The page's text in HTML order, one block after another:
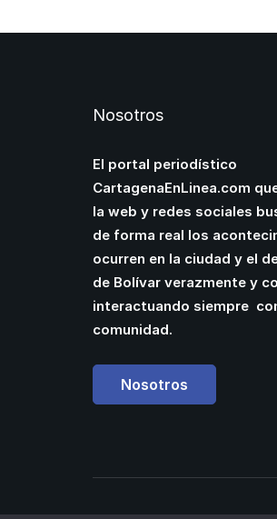
Nosotros
El portal periodístico
CartagenaEnLinea.com
la web y redes sociales
de forma real los
ocurren en la ciudad y el
de Bolívar verazmente y
interactuando siempre
comunidad.
Nosotros